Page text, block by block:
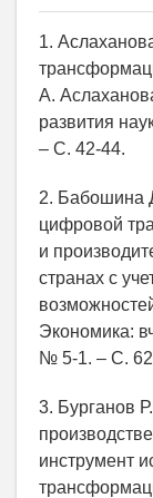
1.
А.
развития
– С. 42-44.
2. Бабошина
цифровой
и
странах с
Экономика:
№ 5-1. – С.
3. Бурганов
инструмент